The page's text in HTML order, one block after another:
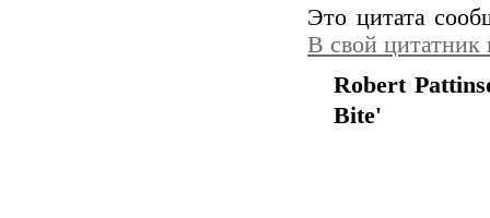
Это цитата
В свой цитатник
Robert
Bite'